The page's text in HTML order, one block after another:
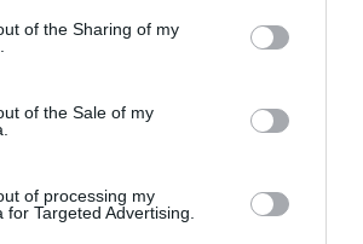
of the Sharing of my
of the Sale of my
of processing my
for Targeted Advertising.
de los tratamientos
facilitar el parto, el abordaje de las
de los niveles de estrés, entre
como fuente preferida
forma gratuita